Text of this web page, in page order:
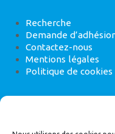
Recherche
Demande
Contactez-nous
Mentions légales
Politique de cookies